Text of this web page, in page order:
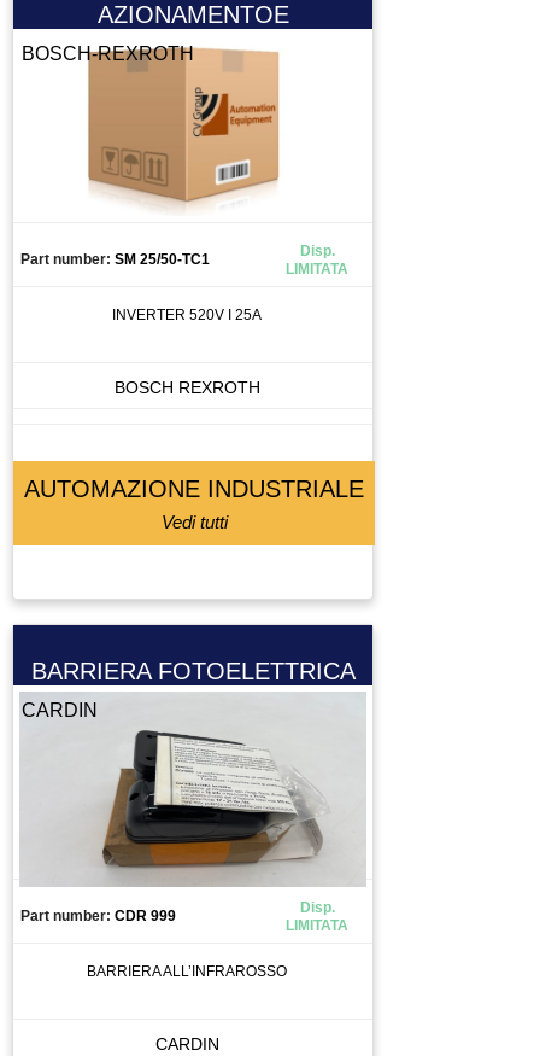
AZIONAMENTOE
BOSCH-REXROTH
Part number: SM 25/50-TC1
Disp.
LIMITATA
INVERTER 520V I 25A
BOSCH REXROTH
AUTOMAZIONE INDUSTRIALE
Vedi tutti
BARRIERA FOTOELETTRICA
CARDIN
Part number: CDR 999
Disp.
LIMITATA
BARRIERA ALL’INFRAROSSO
CARDIN